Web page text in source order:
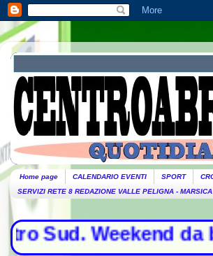
Home page CALENDARIO EVENTI SPORT
SERVIZI RETE 8 REDAZIONE VALLE PELIGNA -
da